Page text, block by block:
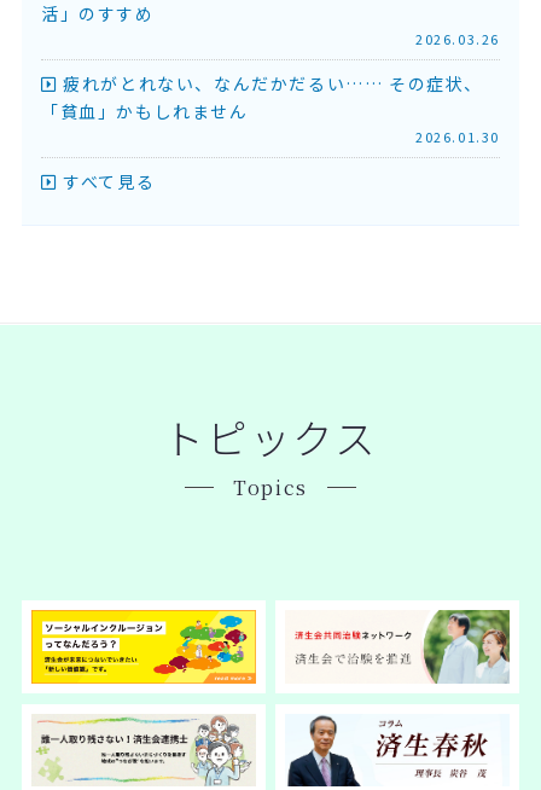
活」のすすめ
2026.03.26
疲れがとれない、なんだかだるい…… その症状、
「貧血」かもしれません
2026.01.30
すべて見る
トピックス
Topics